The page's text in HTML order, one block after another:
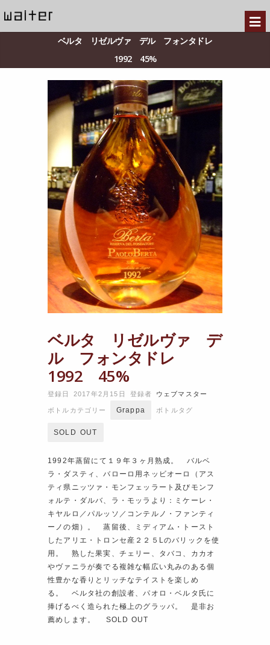
ベルタ リゼルヴァ デル フォンタドレ
1992 45%
ベルタ リゼルヴァ デ
ル フォンタドレ
1992 45%
登録日 2017年2月15日 登録者 ウェブマスター
ボトルカテゴリー Grappa ボトルタグ
SOLD OUT
1992年蒸留にて１９年３ヶ月熟成。 バルベ
ラ・ダスティ、バローロ用ネッビオーロ（アス
ティ県ニッツァ・モンフェッラート及びモンフ
ォルテ・ダルバ、ラ・モッラより：ミケーレ・
キヤルロ／パルッソ／コンテルノ・ファンティ
ーノの畑）。 蒸留後、ミディアム・トースト
したアリエ・トロンセ産２２５Lのバリックを使
用。 熟した果実、チェリー、タバコ、カカオ
やヴァニラが奏でる複雑な幅広い丸みのある個
性豊かな香りとリッチなテイストを楽しめ
る。 ベルタ社の創設者、パオロ・ベルタ氏に
捧げるべく造られた極上のグラッパ。 是非お
薦めします。 SOLD OUT